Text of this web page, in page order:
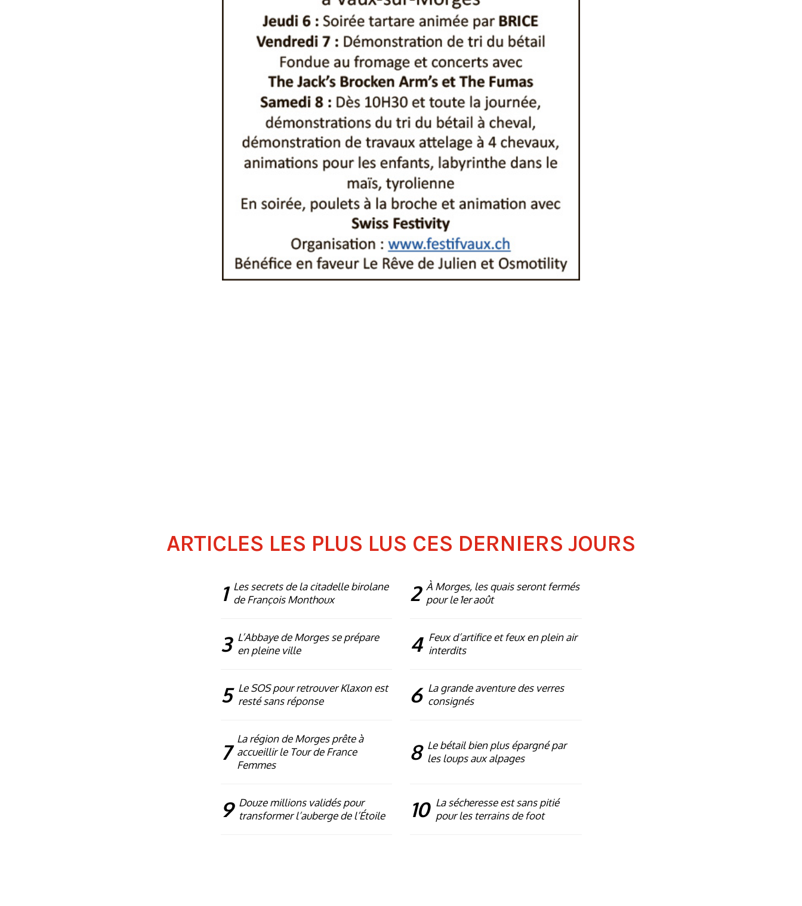
ARTICLES LES PLUS LUS CES DERNIERS JOURS
1 Les secrets de la citadelle birolane
de François Monthoux
2 À Morges, les quais seront fermés
pour le 1er août
3 L’Abbaye de Morges se prépare
en pleine ville
4 Feux d’artifice et feux en plein air
interdits
5 Le SOS pour retrouver Klaxon est
resté sans réponse
6 La grande aventure des verres
consignés
7
La région de Morges prête à
accueillir le Tour de France
Femmes
8 Le bétail bien plus épargné par
les loups aux alpages
9 Douze millions validés pour
transformer l’auberge de l’Étoile
10 La sécheresse est sans pitié
pour les terrains de foot